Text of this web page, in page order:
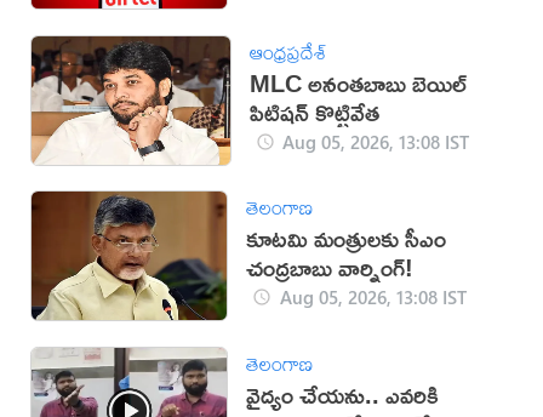
ఆంధ్రప్రదేశ్
MLC అనంతబాబు బెయిల్
పిటిషన్ కొట్టివేత
Aug 05, 2026, 13:08 IST
తెలంగాణ
కూటమి మంత్రులకు సీఎం
చంద్రబాబు వార్నింగ్!
Aug 05, 2026, 13:08 IST
తెలంగాణ
వైద్యం చేయను.. ఎవరికి